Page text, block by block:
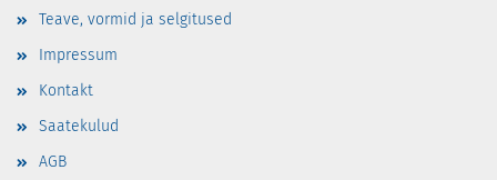
Teave, vormid ja selgitused
Impressum
Kontakt
Saatekulud
AGB